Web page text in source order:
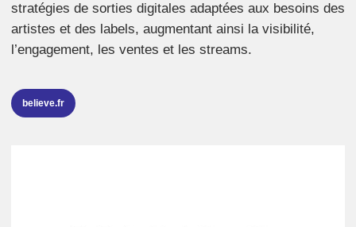
stratégies de sorties digitales adaptées aux besoins des
artistes et des labels, augmentant ainsi la visibilité,
l’engagement, les ventes et les streams.
believe.fr